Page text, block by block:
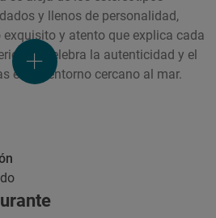
y llenos de personalidad,
y atento que explica cada
celebra la autenticidad y el
en un entorno cercano al mar.